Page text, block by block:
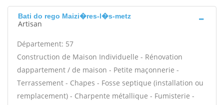
Bati do rego Maizi�res-l�s-metz
Artisan
Département: 57
Construction de Maison Individuelle - Rénovation
dappartement / de maison - Petite maçonnerie -
Terrassement - Chapes - Fosse septique (installation ou
remplacement) - Charpente métallique - Fumisterie -